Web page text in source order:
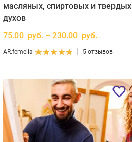
масляных, спиртовых и твердых
духов
75.00 руб. – 230.00 руб.
AR.femelia 5 отзывов